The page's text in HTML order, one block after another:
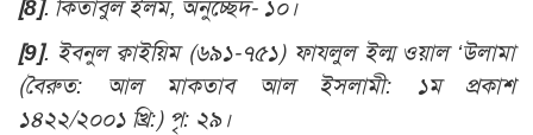
[8]. কিতাবুল ইলম, অনুচ্ছেদ- ১০।
[9]. ইবনুল ক্বাইয়িম (৬৯১-৭৫১) ফাযলুল ইল্ম ওয়াল ‘উলামা
(বৈরুত: আল মাকতাব আল ইসলামী: ১ম প্রকাশ
১৪২২/২০০১ খ্রি:) পৃ: ২৯।